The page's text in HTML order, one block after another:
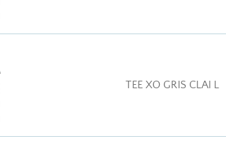
TEE XO GRIS CLAI L